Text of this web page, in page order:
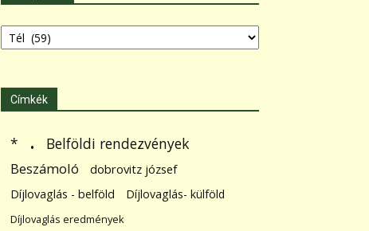
Kategóriák
Címkék
* . Belföldi rendezvények
Beszámoló dobrovitz józsef
Díjlovaglás - belföld Díjlovaglás- külföld
Díjlovaglás eredmények